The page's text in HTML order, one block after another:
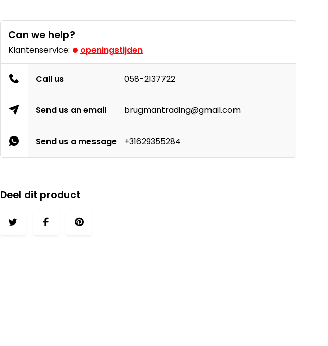
Can we help?
Klantenservice: openingstijden
Call us 058-2137722
Send us an email brugmantrading@gmail.com
Send us a message +31629355284
Deel dit product